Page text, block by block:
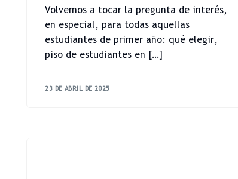
Volvemos a tocar la pregunta de interés,
en especial, para todas aquellas
estudiantes de primer año: qué elegir,
piso de estudiantes en […]
23 DE ABRIL DE 2025